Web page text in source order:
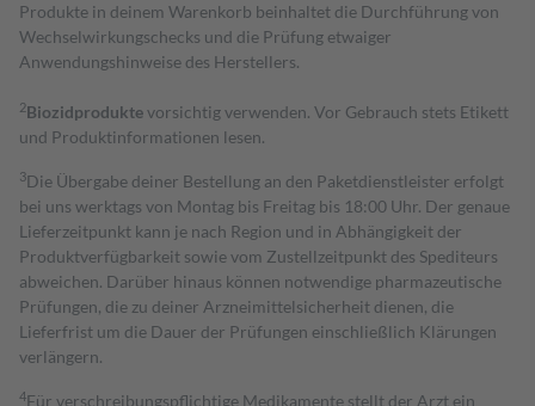
Produkte in deinem Warenkorb beinhaltet die Durchführung von
Wechselwirkungschecks und die Prüfung etwaiger
Anwendungshinweise des Herstellers.
2Biozidproduktevorsichtig verwenden. Vor Gebrauch stets Etikett
und Produktinformationen lesen.
3Die Übergabe deiner Bestellung an den Paketdienstleister erfolgt
bei uns werktags von Montag bis Freitag bis 18:00 Uhr. Der genaue
Lieferzeitpunkt kann je nach Region und in Abhängigkeit der
Produktverfügbarkeit sowie vom Zustellzeitpunkt des Spediteurs
abweichen. Darüber hinaus können notwendige pharmazeutische
Prüfungen, die zu deiner Arzneimittelsicherheit dienen, die
Lieferfrist um die Dauer der Prüfungen einschließlich Klärungen
verlängern.
4Für verschreibungspflichtige Medikamente stellt der Arzt ein